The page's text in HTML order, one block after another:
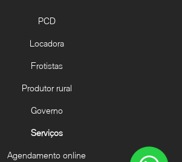
PCD
Locadora
Frotistas
Produtor rural
Governo
Serviços
Agendamento online